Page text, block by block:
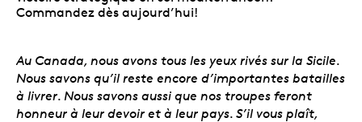
Commandez dès aujourd’hui!
Au Canada, nous avons tous les yeux rivés sur la Sicile.
Nous savons qu’il reste encore d’importantes batailles
à livrer. Nous savons aussi que nos troupes feront
honneur à leur devoir et à leur pays. S’il vous plaît,